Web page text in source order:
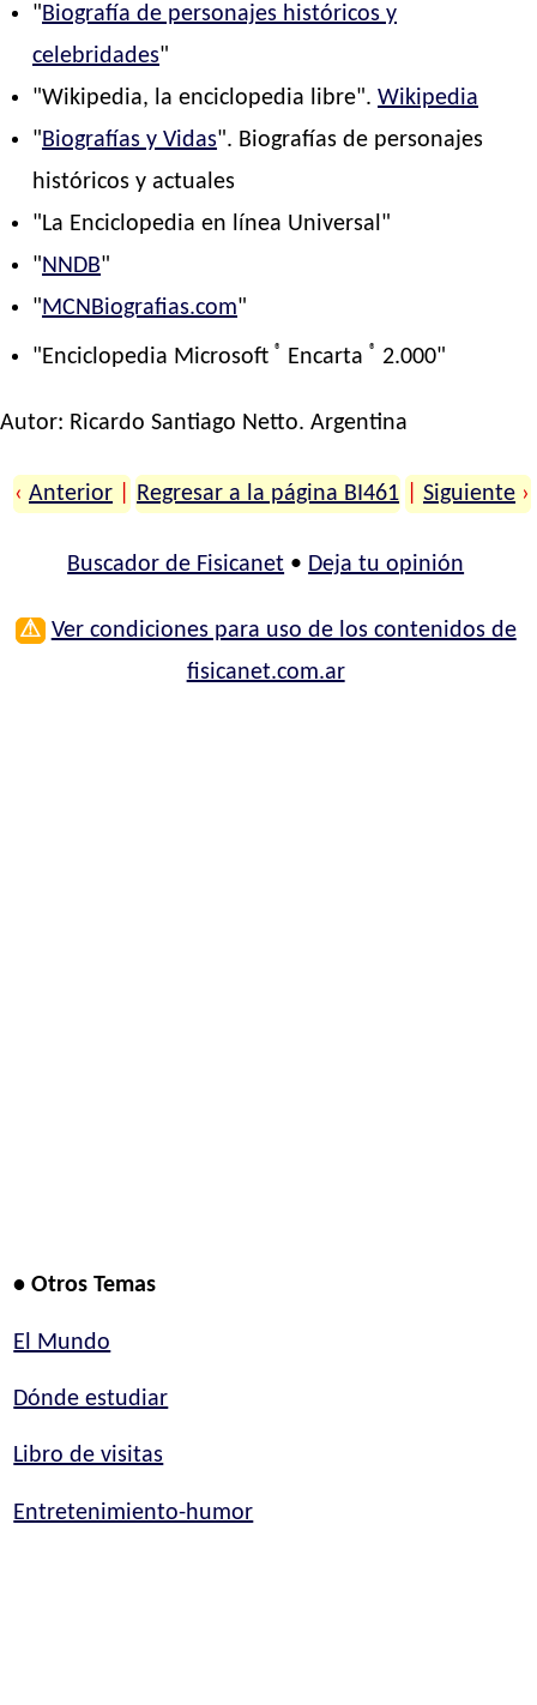
"Biografía de personajes históricos y
celebridades"
"Wikipedia, la enciclopedia libre".Wikipedia
"Biografías y Vidas". Biografías de personajes
históricos y actuales
"La Enciclopedia en línea Universal"
"NNDB"
"MCNBiografias.com"
"Enciclopedia Microsoft ® Encarta ® 2.000"
Autor: Ricardo Santiago Netto. Argentina
‹ Anterior Regresar a la página BI461 Siguiente ›
Buscador de Fisicanet • Deja tu opinión
⚠ Ver condiciones para uso de los contenidos de
fisicanet.com.ar
• Otros Temas
El Mundo
Dónde estudiar
Libro de visitas
Entretenimiento-humor